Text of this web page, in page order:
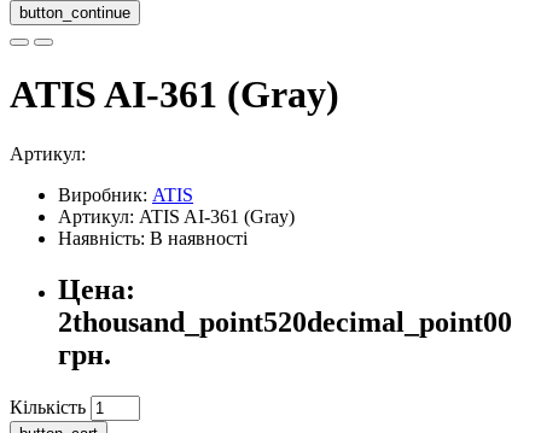
button_continue
ATIS AI-361 (Gray)
Артикул:
Виробник: ATIS
Артикул: ATIS AI-361 (Gray)
Наявність: В наявності
Цена:
2thousand_point520decimal_point00
грн.
Кількість